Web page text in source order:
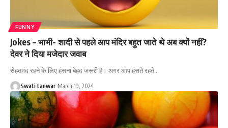
FUNNY
Jokes – भाभी- शादी से पहले आप मंदिर बहुत जाते थे अब क्यों नहीं?
देवर ने दिया मजेदार जवाब
सेहतमंद रहने के लिए हंसना बेहद जरूरी है। अगर आप हंसते रहते…
Swati tanwar March 19, 2024